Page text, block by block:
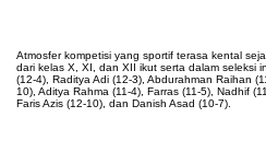
Atmosfer kompetisi yang sportif terasa kental
dari kelas X, XI, dan XII ikut serta dalam seleksi
(12-4), Raditya Adi (12-3), Abdurahman Raihan
10), Aditya Rahma (11-4), Farras (11-5), Nadhif
Faris Azis (12-10), dan Danish Asad (10-7).